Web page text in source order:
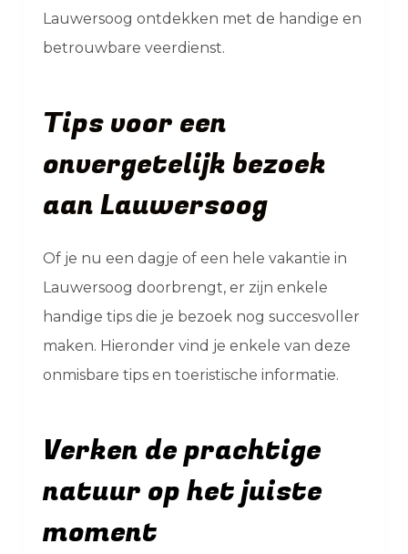
Lauwersoog ontdekken met de handige en
betrouwbare veerdienst.
Tips voor een
onvergetelijk bezoek
aan Lauwersoog
Of je nu een dagje of een hele vakantie in
Lauwersoog doorbrengt, er zijn enkele
handige tips die je bezoek nog succesvoller
maken. Hieronder vind je enkele van deze
onmisbare tips en toeristische informatie.
Verken de prachtige
natuur op het juiste
moment